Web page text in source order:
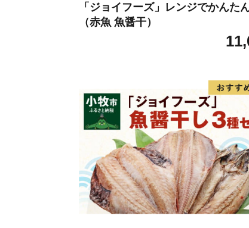
「ジョイフーズ」レンジでかんた
（赤魚 魚醤干）